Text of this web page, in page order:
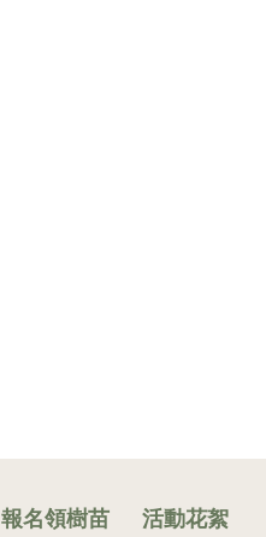
報名領樹苗 活動花絮